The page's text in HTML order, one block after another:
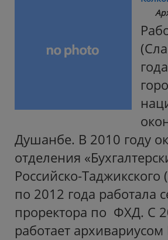
Душанбе. В 2010 году
отделения
Российско-
по 2012 года работала
проректора по ФХД. С
работает архивариусом